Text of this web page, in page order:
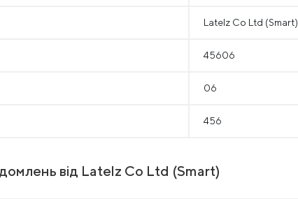
Latelz Co Ltd (Smart)
45606
06
456
від Latelz Co Ltd (Smart)